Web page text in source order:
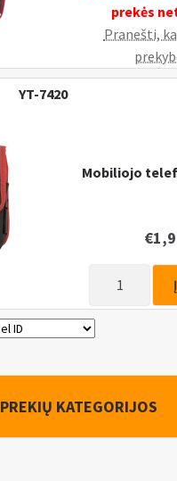
prekės
Pranešti,
YT-7420
Mobiliojo
€
Mobiliojo
telefono
PREKIŲ KATEGORIJOS